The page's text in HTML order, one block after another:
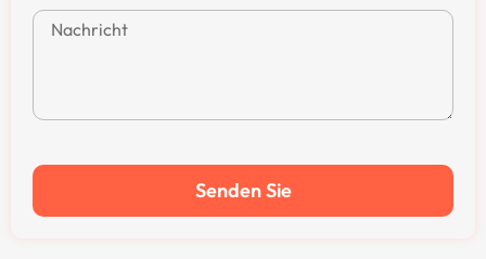
Senden Sie